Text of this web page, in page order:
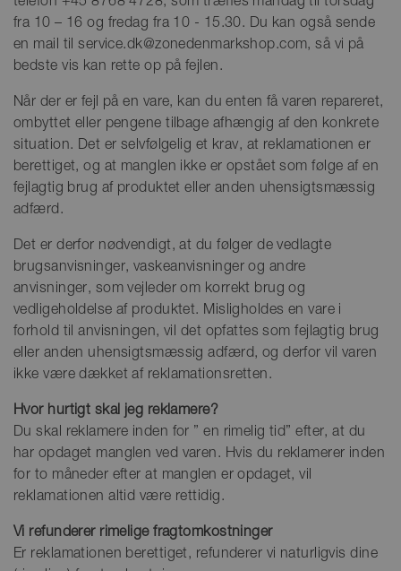
fra 10 – 16 og fredag fra 10 - 15.30. Du kan også sende
en mail til service.dk@zonedenmarkshop.com, så vi på
bedste vis kan rette op på fejlen.
Når der er fejl på en vare, kan du enten få varen repareret,
ombyttet eller pengene tilbage afhængig af den konkrete
situation. Det er selvfølgelig et krav, at reklamationen er
berettiget, og at manglen ikke er opstået som følge af en
fejlagtig brug af produktet eller anden uhensigtsmæssig
adfærd.
Det er derfor nødvendigt, at du følger de vedlagte
brugsanvisninger, vaskeanvisninger og andre
anvisninger, som vejleder om korrekt brug og
vedligeholdelse af produktet. Misligholdes en vare i
forhold til anvisningen, vil det opfattes som fejlagtig brug
eller anden uhensigtsmæssig adfærd, og derfor vil varen
ikke være dækket af reklamationsretten.
Hvor hurtigt skal jeg reklamere?
Du skal reklamere inden for ” en rimelig tid” efter, at du
har opdaget manglen ved varen. Hvis du reklamerer inden
for to måneder efter at manglen er opdaget, vil
reklamationen altid være rettidig.
Vi refunderer rimelige fragtomkostninger
Er reklamationen berettiget, refunderer vi naturligvis dine